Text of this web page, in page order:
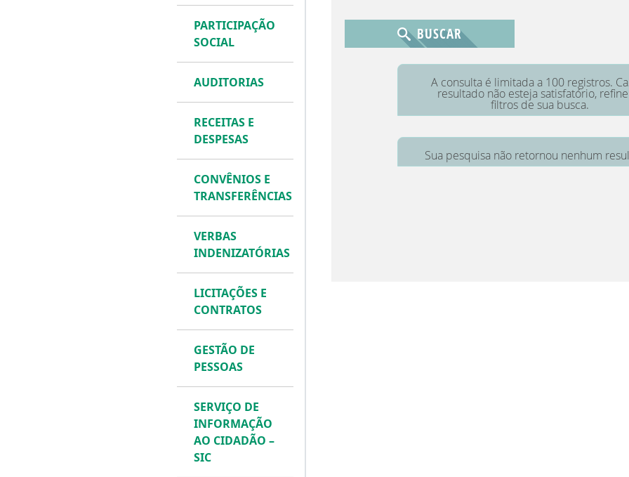
PARTICIPAÇÃO
SOCIAL
AUDITORIAS
RECEITAS E
DESPESAS
CONVÊNIOS E
TRANSFERÊNCIAS
VERBAS
INDENIZATÓRIAS
LICITAÇÕES E
CONTRATOS
GESTÃO DE
PESSOAS
SERVIÇO DE
INFORMAÇÃO
AO CIDADÃO –
SIC